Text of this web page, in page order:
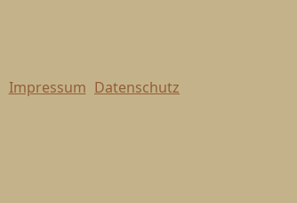
Impressum Datenschutz